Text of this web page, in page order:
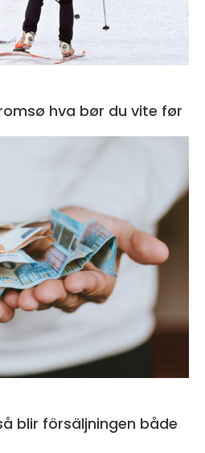
vite før